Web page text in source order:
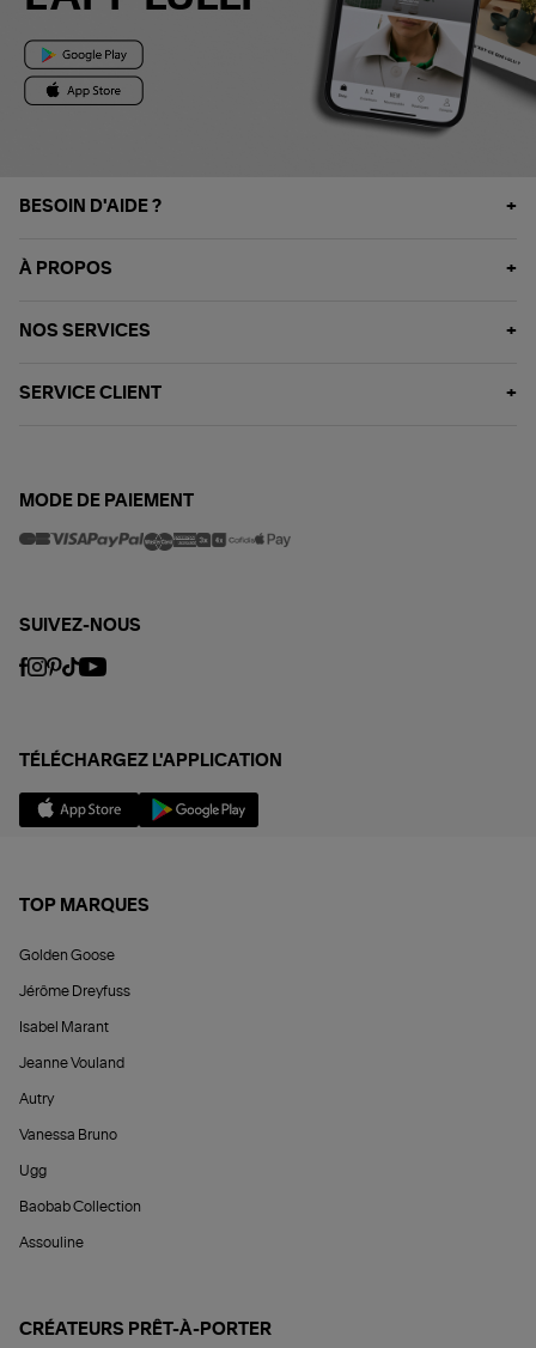
BESOIN D'AIDE ?
À PROPOS
NOS SERVICES
SERVICE CLIENT
MODE DE PAIEMENT
SUIVEZ-NOUS
TÉLÉCHARGEZ L'APPLICATION
TOP MARQUES
Golden Goose
Jérôme Dreyfuss
Isabel Marant
Jeanne Vouland
Autry
Vanessa Bruno
Ugg
Baobab Collection
Assouline
CRÉATEURS PRÊT-À-PORTER